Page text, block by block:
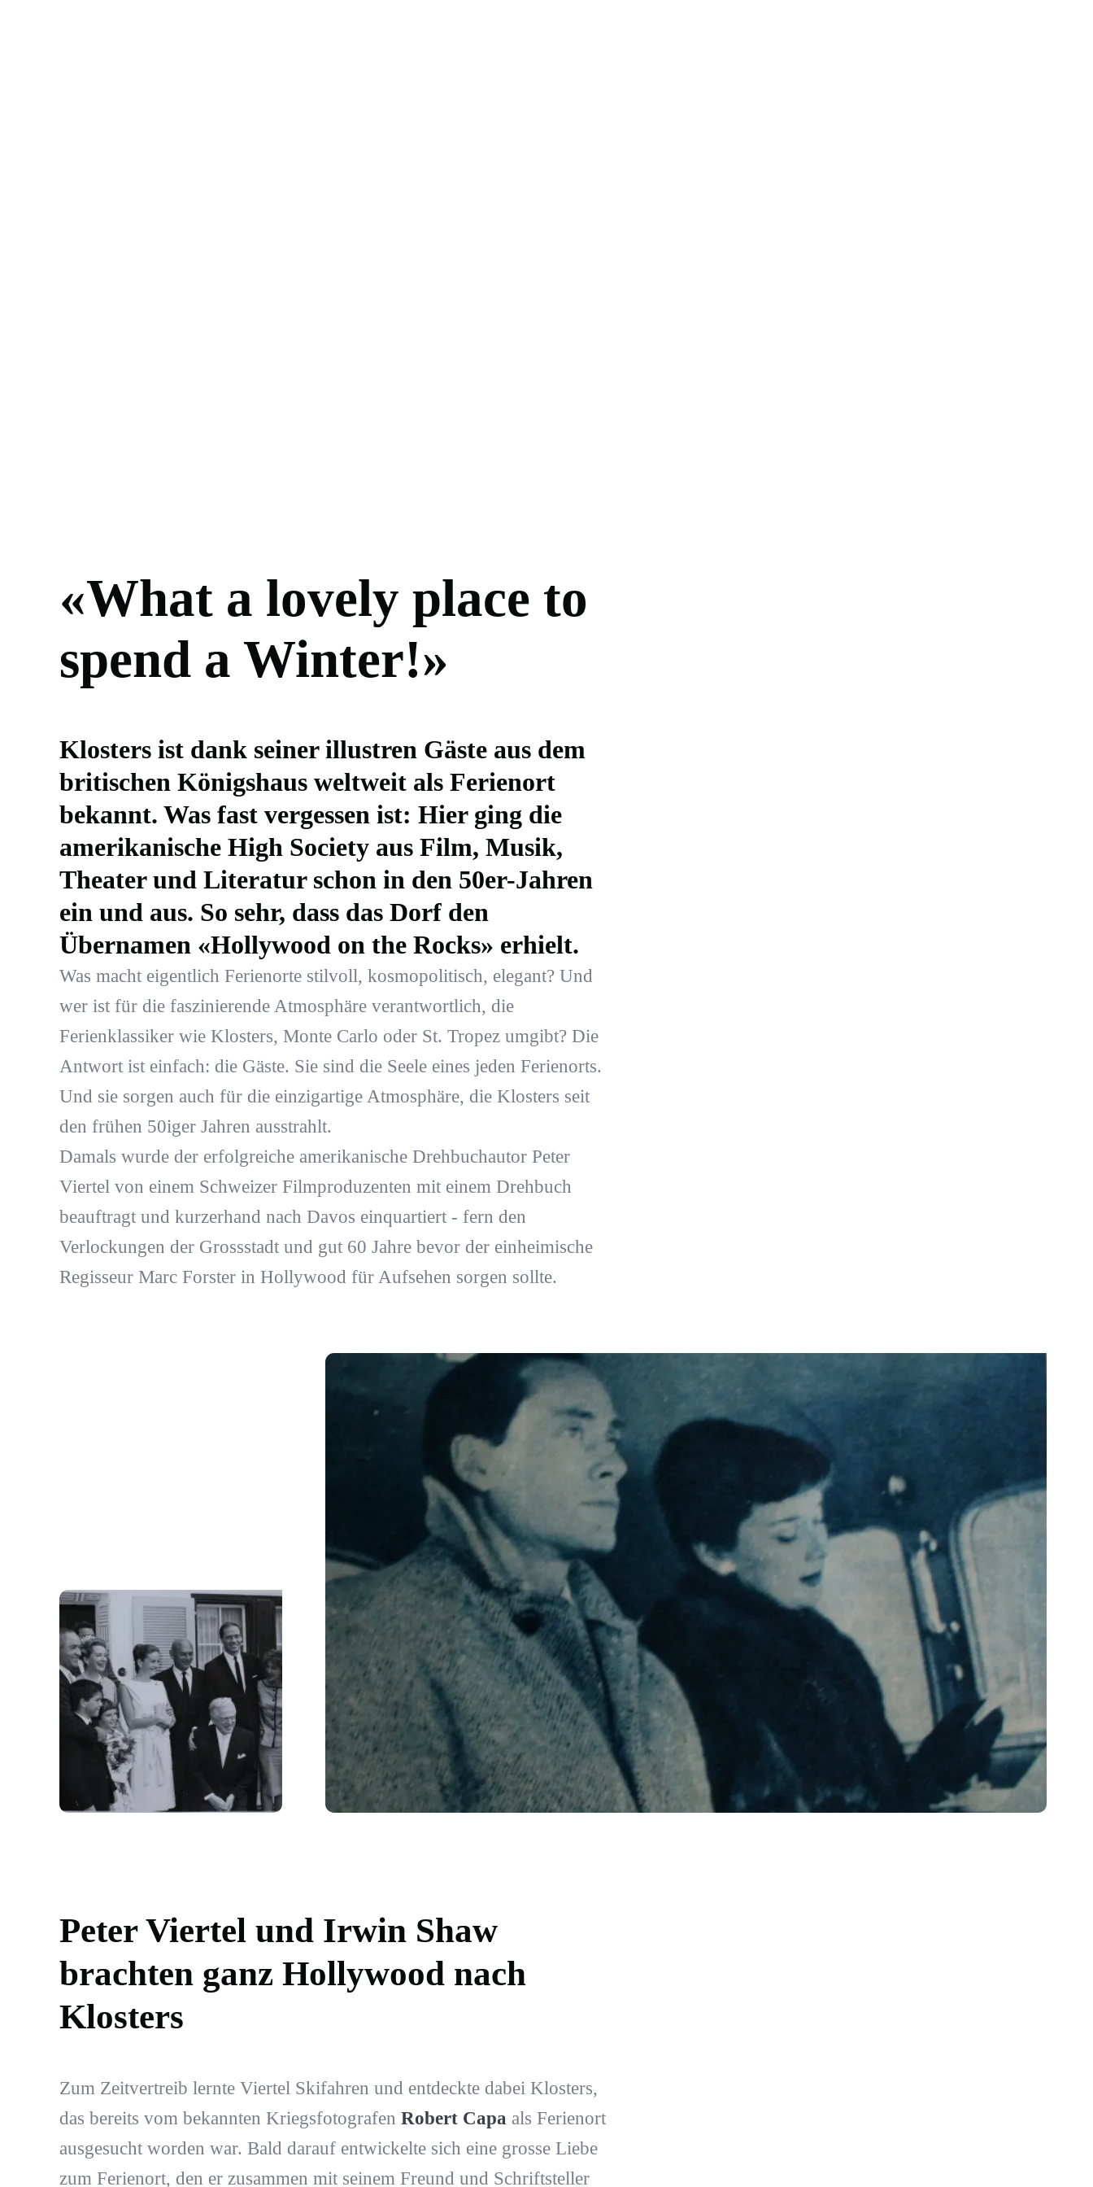
«What a lovely place to
spend a Winter!»
Klosters ist dank seiner illustren Gäste aus dem
britischen Königshaus weltweit als Ferienort
bekannt. Was fast vergessen ist: Hier ging die
amerikanische High Society aus Film, Musik,
Theater und Literatur schon in den 50er-Jahren
ein und aus. So sehr, dass das Dorf den
Übernamen «Hollywood on the Rocks» erhielt.
Was macht eigentlich Ferienorte stilvoll, kosmopolitisch, elegant? Und
wer ist für die faszinierende Atmosphäre verantwortlich, die
Ferienklassiker wie Klosters, Monte Carlo oder St. Tropez umgibt? Die
Antwort ist einfach: die Gäste. Sie sind die Seele eines jeden Ferienorts.
Und sie sorgen auch für die einzigartige Atmosphäre, die Klosters seit
den frühen 50iger Jahren ausstrahlt.
Damals wurde der erfolgreiche amerikanische Drehbuchautor Peter
Viertel von einem Schweizer Filmproduzenten mit einem Drehbuch
beauftragt und kurzerhand nach Davos einquartiert - fern den
Verlockungen der Grossstadt und gut 60 Jahre bevor der einheimische
Regisseur Marc Forster in Hollywood für Aufsehen sorgen sollte.
Peter Viertel und Irwin Shaw
brachten ganz Hollywood nach
Klosters
Zum Zeitvertreib lernte Viertel Skifahren und entdeckte dabei Klosters,
das bereits vom bekannten Kriegsfotografen Robert Capa als Ferienort
ausgesucht worden war. Bald darauf entwickelte sich eine grosse Liebe
zum Ferienort, den er zusammen mit seinem Freund und Schriftsteller